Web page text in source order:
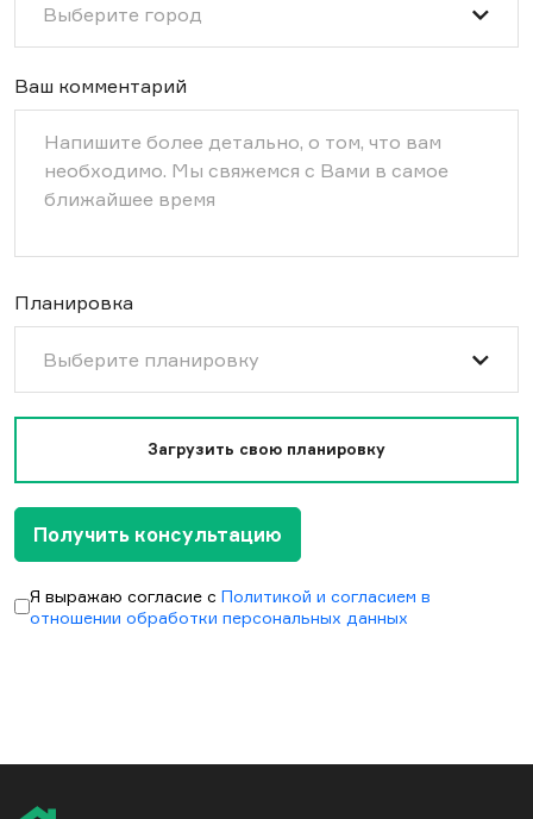
Выберите город
Ваш комментарий
Планировка
Выберите планировку
Загрузить свою планировку
Получить консультацию
Я выражаю согласие с Политикой и согласием в
отношении обработки персональных данных